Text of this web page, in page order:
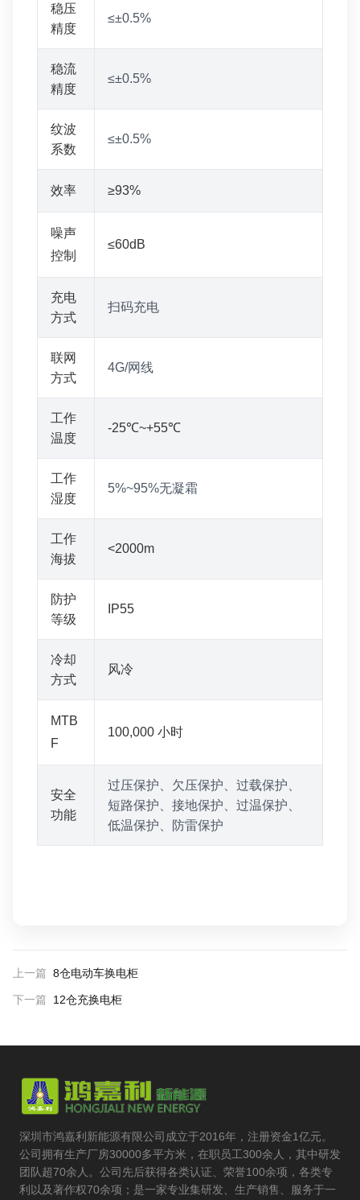
稳压
精度
≤±0.5%
稳流
精度
≤±0.5%
纹波
系数
≤±0.5%
效率 ≥93%
噪声
控制
≤60dB
充电
方式
扫码充电
联网
方式
4G/网线
工作
温度
-25℃~+55℃
工作
湿度
5%~95%无凝霜
工作
海拔
<2000m
防护
等级
IP55
冷却
方式
风冷
MTB
F
100,000 小时
安全
功能
过压保护、欠压保护、过载保护、
短路保护、接地保护、过温保护、
低温保护、防雷保护
上一篇 8仓电动车换电柜
下一篇 12仓充换电柜
深圳市鸿嘉利新能源有限公司成立于2016年，注册资金1亿元。
公司拥有生产厂房30000多平方米，在职员工300余人，其中研发
团队超70余人。公司先后获得各类认证、荣誉100余项，各类专
利以及著作权70余项；是一家专业集研发、生产销售、服务于一